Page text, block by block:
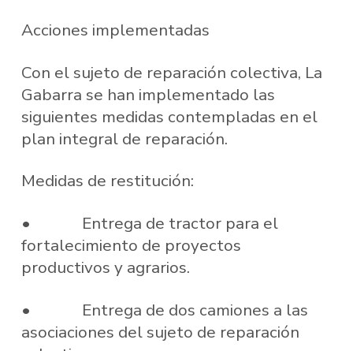
Acciones implementadas
Con el sujeto de reparación colectiva, La
Gabarra se han implementado las
siguientes medidas contempladas en el
plan integral de reparación.
Medidas de restitución:
• Entrega de tractor para el
fortalecimiento de proyectos
productivos y agrarios.
• Entrega de dos camiones a las
asociaciones del sujeto de reparación